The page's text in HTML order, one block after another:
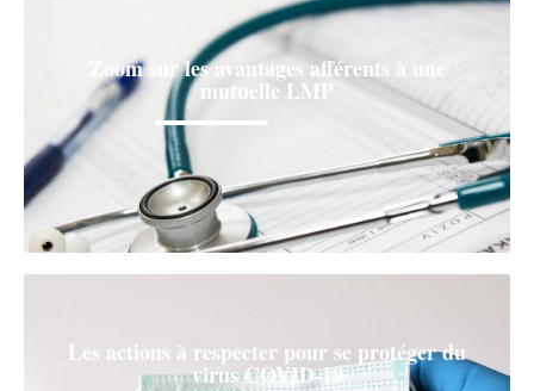
Zoom sur les avantages afférents à une
mutuelle LMP
Les actions à respecter pour se protéger du
virus COVID-19